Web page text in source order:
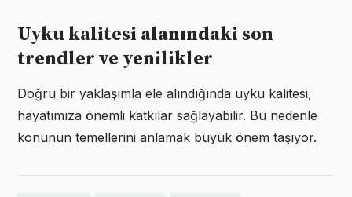
Uyku kalitesi alanındaki son
trendler ve yenilikler
Doğru bir yaklaşımla ele alındığında uyku kalitesi,
hayatımıza önemli katkılar sağlayabilir. Bu nedenle
konunun temellerini anlamak büyük önem taşıyor.